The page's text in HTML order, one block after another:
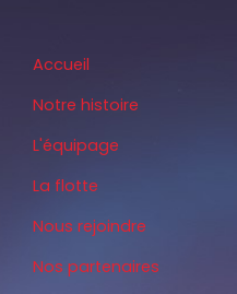
Accueil
Notre histoire
L'équipage
La flotte
Nous rejoindre
Nos partenaires